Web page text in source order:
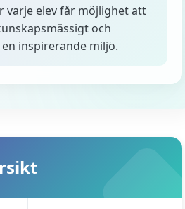
varje elev får möjlighet att
och
inspirerande miljö.